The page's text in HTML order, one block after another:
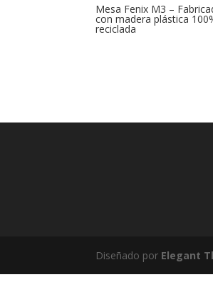
Mesa Fenix M3 –
con madera plástica
reciclada
Diseñado por Elegant